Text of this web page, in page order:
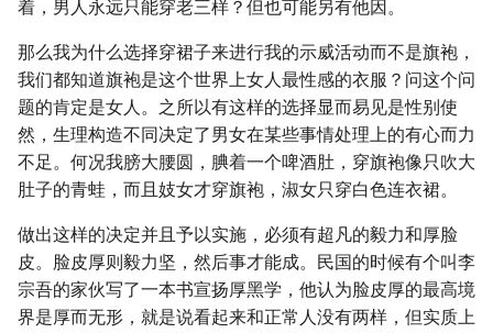
着，男人永远只能穿老三样？但也可能另有他因。
那么我为什么选择穿裙子来进行我的示威活动而不是旗袍，
我们都知道旗袍是这个世界上女人最性感的衣服？问这个问
题的肯定是女人。之所以有这样的选择显而易见是性别使
然，生理构造不同决定了男女在某些事情处理上的有心而力
不足。何况我膀大腰圆，腆着一个啤酒肚，穿旗袍像只吹大
肚子的青蛙，而且妓女才穿旗袍，淑女只穿白色连衣裙。
做出这样的决定并且予以实施，必须有超凡的毅力和厚脸
皮。脸皮厚则毅力坚，然后事才能成。民国的时候有个叫李
宗吾的家伙写了一本书宣扬厚黑学，他认为脸皮厚的最高境
界是厚而无形，就是说看起来和正常人没有两样，但实质上